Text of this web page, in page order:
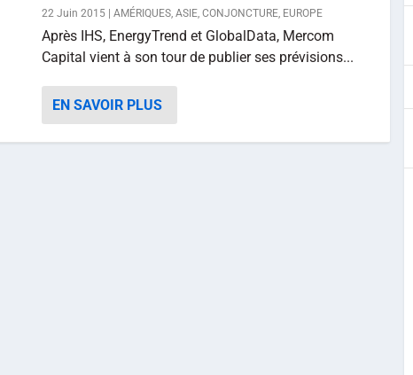
22 Juin 2015 AMÉRIQUES, ASIE, CONJONCTURE, EUROPE
Après IHS, EnergyTrend et GlobalData, Mercom
Capital vient à son tour de publier ses prévisions...
EN SAVOIR PLUS